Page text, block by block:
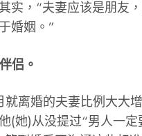
实，“夫妻应该是朋友
婚姻。”
侣。
离婚的夫妻比例大大
(她)从没提过“男人一